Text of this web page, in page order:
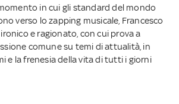
in cui gli standard del mondo
verso lo zapping musicale, Francesco
e ragionato, con cui prova a
comune su temi di attualità, in
e la frenesia della vita di tutti i giorni